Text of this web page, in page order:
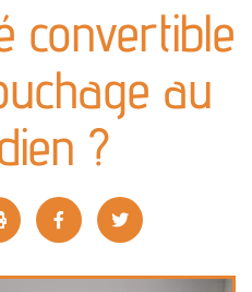
convertible
au
?